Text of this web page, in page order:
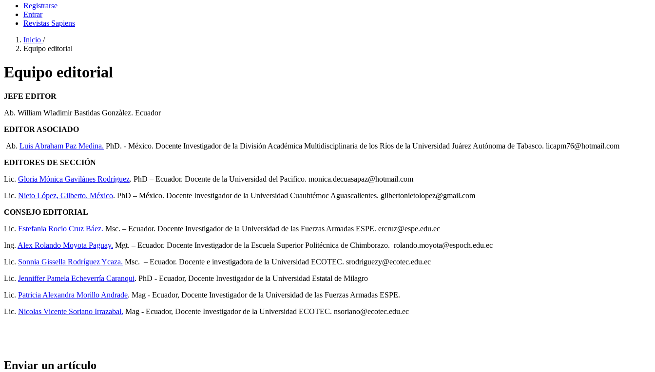
Registrarse
Entrar
Revistas Sapiens
Inicio /
Equipo editorial
Equipo editorial
JEFE EDITOR
Ab. William Wladimir Bastidas Gonzàlez. Ecuador
EDITOR ASOCIADO
Ab. Luis Abraham Paz Medina. PhD. - México. Docente Investigador de la División Académica Multidisciplinaria de los Ríos de la Universidad Juárez Autónoma de Tabasco. licapm76@hotmail.com
EDITORES DE SECCIÓN
Lic. Gloria Mónica Gavilánes Rodríguez. PhD – Ecuador. Docente de la Universidad del Pacifico. monica.decuasapaz@hotmail.com
Lic. Nieto López, Gilberto. México. PhD – México. Docente Investigador de la Universidad Cuauhtémoc Aguascalientes. gilbertonietolopez@gmail.com
CONSEJO EDITORIAL
Lic. Estefania Rocio Cruz Báez. Msc. – Ecuador. Docente Investigador de la Universidad de las Fuerzas Armadas ESPE. ercruz@espe.edu.ec
Ing. Alex Rolando Moyota Paguay. Mgt. – Ecuador. Docente Investigador de la Escuela Superior Politécnica de Chimborazo. rolando.moyota@espoch.edu.ec
Lic. Sonnia Gissella Rodríguez Ycaza. Msc. – Ecuador. Docente e investigadora de la Universidad ECOTEC. srodriguezy@ecotec.edu.ec
Lic. Jenniffer Pamela Echeverría Caranqui. PhD - Ecuador, Docente Investigador de la Universidad Estatal de Milagro
Lic. Patricia Alexandra Morillo Andrade. Mag - Ecuador, Docente Investigador de la Universidad de las Fuerzas Armadas ESPE.
Lic. Nicolas Vicente Soriano Irrazabal. Mag - Ecuador, Docente Investigador de la Universidad ECOTEC. nsoriano@ecotec.edu.ec
Enviar un artículo